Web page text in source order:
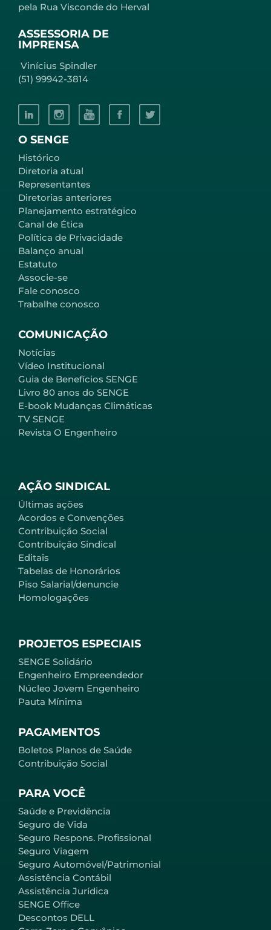
PARA VOCÊ
Saúde e Previdência
Seguro de Vida
Seguro Respons. Profissional
Seguro Viagem
Seguro Automóvel/Patrimonial
Assistência Contábil
Assistência Jurídica
SENGE Office
Descontos DELL
AÇÃO SINDICAL
Últimas ações
Acordos e Convenções
Contribuição Social
Contribuição Sindical
Editais
Tabelas de Honorários
Piso Salarial/denuncie
Homologações
PROJETOS ESPECIAIS
SENGE Solidário
Engenheiro Empreendedor
Núcleo Jovem Engenheiro
Pauta Mínima
PAGAMENTOS
Boletos Planos de Saúde
Contribuição Social
O SENGE
Histórico
Diretoria atual
Representantes
Diretorias anteriores
Planejamento estratégico
Canal de Ética
Política de Privacidade
Balanço anual
Estatuto
Associe-se
Fale conosco
Trabalhe conosco
COMUNICAÇÃO
Notícias
Vídeo Institucional
Guia de Benefícios SENGE
Livro 80 anos do SENGE
E-book Mudanças Climáticas
TV SENGE
Revista O Engenheiro
pela Rua Visconde do Herval
ASSESSORIA DE
IMPRENSA
Vinícius Spindler
(51) 99942-3814